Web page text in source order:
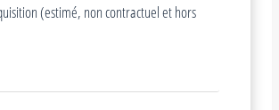
(estimé, non contractuel et hors